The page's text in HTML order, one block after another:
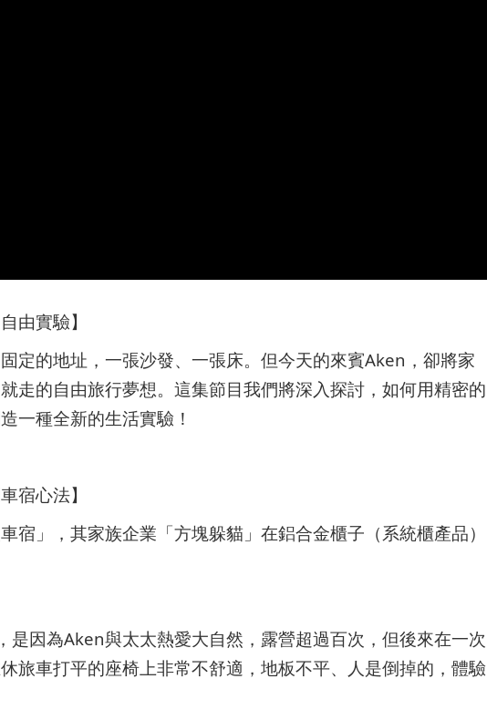
由實驗】
定的地址，一張沙發、一張床。但今天的來賓Aken，卻將家
走的自由旅行夢想。這集節目我們將深入探討，如何用精密的
一種全新的生活實驗！
宿心法】
宿」，其家族企業「方塊躲貓」在鋁合金櫃子（系統櫃產品）
是因為Aken與太太熱愛大自然，露營超過百次，但後來在一次
旅車打平的座椅上非常不舒適，地板不平、人是倒掉的，體驗